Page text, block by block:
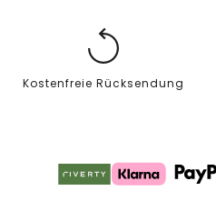
Kostenfreie Rücksendung